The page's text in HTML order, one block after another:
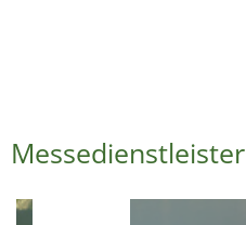
Messedienstleister